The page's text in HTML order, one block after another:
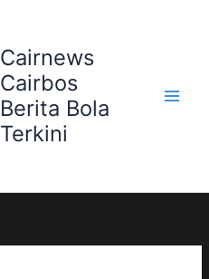
Cairnews
Cairbos
Berita Bola
Terkini